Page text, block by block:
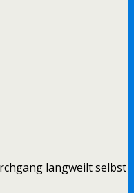
langweilt selbst